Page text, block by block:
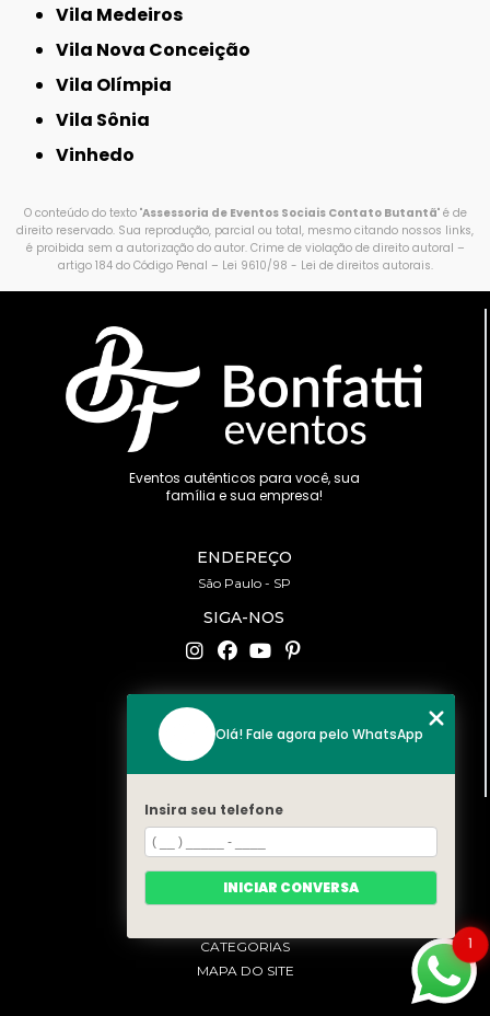
Vila Medeiros
Vila Nova Conceição
Vila Olímpia
Vila Sônia
Vinhedo
O conteúdo do texto "Assessoria de Eventos Sociais Contato Butantã" é de
direito reservado. Sua reprodução, parcial ou total, mesmo citando nossos links,
é proibida sem a autorização do autor. Crime de violação de direito autoral –
artigo 184 do Código Penal – Lei 9610/98 - Lei de direitos autorais.
Eventos autênticos para você, sua
família e sua empresa!
ENDEREÇO
São Paulo - SP
SIGA-NOS
CONTATO
(11) 94519-2422
contato@bonfattieventos.com.br
MENU
HOME
A BONFATTI
CATEGORIAS
MAPA DO SITE
1
Olá! Fale agora pelo WhatsApp
Insira seu telefone
INICIAR CONVERSA